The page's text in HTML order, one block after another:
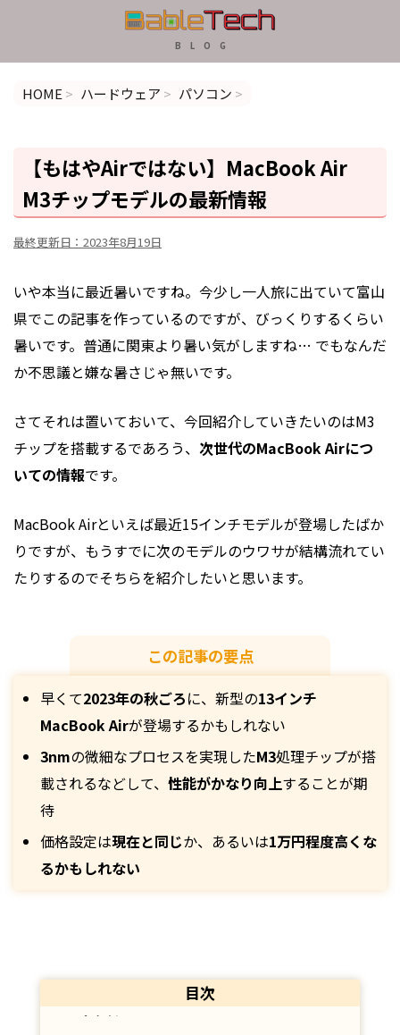
B L O G
HOME > ハードウェア > パソコン >
【もはやAirではない】MacBook Air
M3チップモデルの最新情報
最終更新日： 2023年8月19日
いや本当に最近暑いですね。今少し一人旅に出ていて富山
県でこの記事を作っているのですが、びっくりするくらい
暑いです。普通に関東より暑い気がしますね… でもなんだ
か不思議と嫌な暑さじゃ無いです。
さてそれは置いておいて、今回紹介していきたいのはM3
チップを搭載するであろう、 次世代のMacBook Airにつ
いての情報です。
MacBook Airといえば最近15インチモデルが登場したばか
りですが、もうすでに次のモデルのウワサが結構流れてい
たりするのでそちらを紹介したいと思います。
この記事の要点
早くて2023年の秋ごろに、新型の13インチ
MacBook Airが登場するかもしれない
3nmの微細なプロセスを実現したM3処理チップが搭
載されるなどして、 性能がかなり向上することが期
待
価格設定は現在と同じか、あるいは1万円程度高くな
るかもしれない
目次
MacBook Air M3チップ搭載モデルの仕様
デザイン